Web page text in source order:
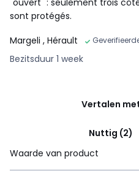
"ouvert" : seulement trois
sont protégés.
Margeli , Hérault
Bezitsduur 1 week
Vertalen
Nuttig (2)
Waarde van product